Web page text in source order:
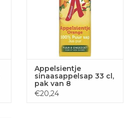
Appelsientje
sinaasappelsap 33 cl,
pak van 8
drankkartons
€20,24